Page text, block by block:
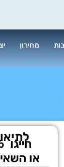
מחירון
חייגו
או